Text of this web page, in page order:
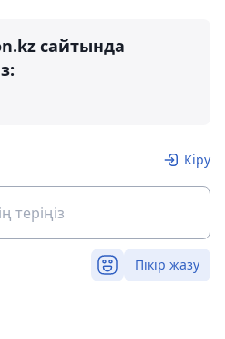
сайтында
Кіру
Пікір жазу